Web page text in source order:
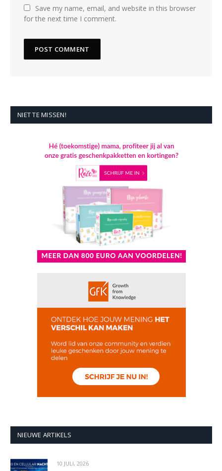
Save my name, email, and website in this browser
for the next time I comment.
NIET TE MISSEN!
NIEUWE ARTIKELS
10 JULI, 2026